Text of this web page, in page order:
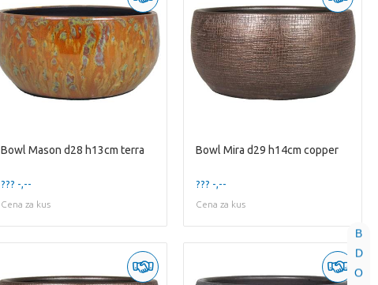
B
D
O
Bowl Mason d28 h13cm terra
??? -,--
Cena za kus
Bowl Mira d29 h14cm copper
??? -,--
Cena za kus